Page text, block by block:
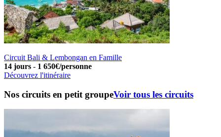
Circuit Bali & Lembongan en Famille
14 jours - 1 650€/personne
Découvrez l'itinéraire
Nos circuits en petit groupeVoir tous les circuits